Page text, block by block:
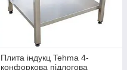
Плита індукц Tehma 4-
конфоркова підлогова